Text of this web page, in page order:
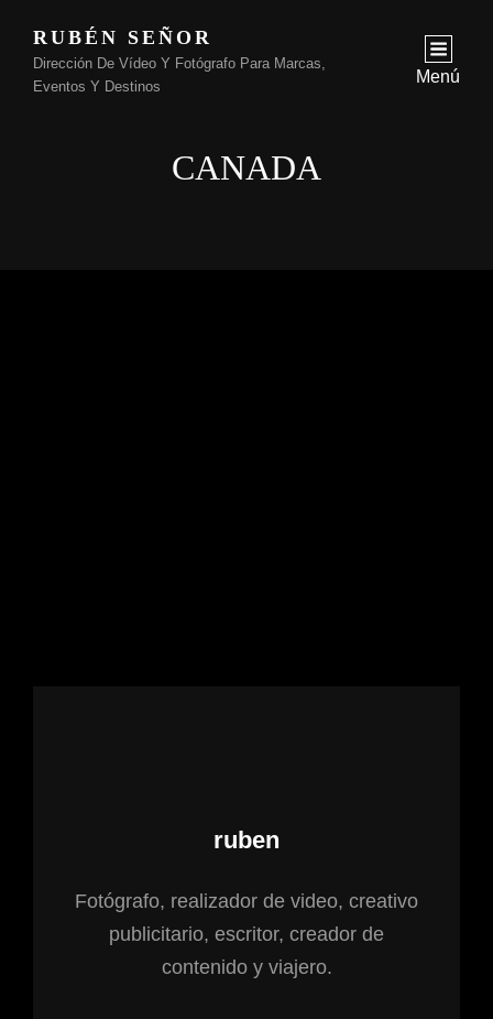
RUBÉN SEÑOR
Dirección De Vídeo Y Fotógrafo Para Marcas,
Eventos Y Destinos
Menú
CANADA
Autor:
ruben
Fotógrafo, realizador de video, creativo
publicitario, escritor, creador de
contenido y viajero.